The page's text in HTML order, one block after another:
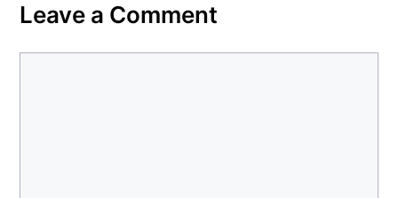
Leave a Comment